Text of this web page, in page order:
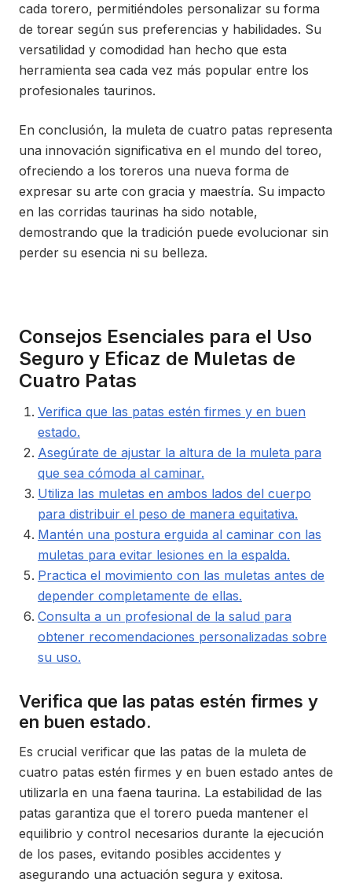
cada torero, permitiéndoles personalizar su forma
de torear según sus preferencias y habilidades. Su
versatilidad y comodidad han hecho que esta
herramienta sea cada vez más popular entre los
profesionales taurinos.
En conclusión, la muleta de cuatro patas representa
una innovación significativa en el mundo del toreo,
ofreciendo a los toreros una nueva forma de
expresar su arte con gracia y maestría. Su impacto
en las corridas taurinas ha sido notable,
demostrando que la tradición puede evolucionar sin
perder su esencia ni su belleza.
Consejos Esenciales para el Uso
Seguro y Eficaz de Muletas de
Cuatro Patas
Verifica que las patas estén firmes y en buen
estado.
Asegúrate de ajustar la altura de la muleta para
que sea cómoda al caminar.
Utiliza las muletas en ambos lados del cuerpo
para distribuir el peso de manera equitativa.
Mantén una postura erguida al caminar con las
muletas para evitar lesiones en la espalda.
Practica el movimiento con las muletas antes de
depender completamente de ellas.
Consulta a un profesional de la salud para
obtener recomendaciones personalizadas sobre
su uso.
Verifica que las patas estén firmes y
en buen estado.
Es crucial verificar que las patas de la muleta de
cuatro patas estén firmes y en buen estado antes de
utilizarla en una faena taurina. La estabilidad de las
patas garantiza que el torero pueda mantener el
equilibrio y control necesarios durante la ejecución
de los pases, evitando posibles accidentes y
asegurando una actuación segura y exitosa.